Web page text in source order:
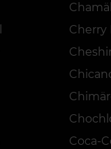
Cherry
Coca-